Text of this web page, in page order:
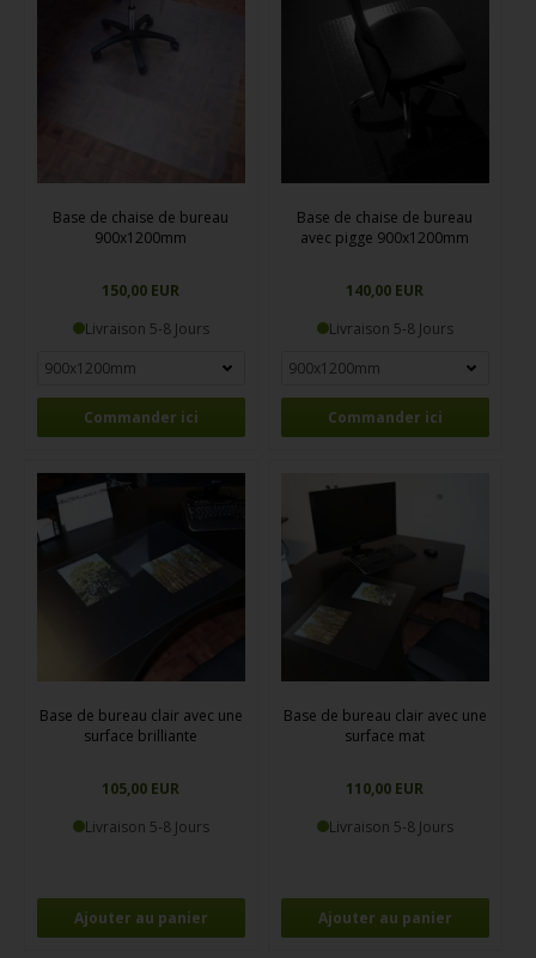
protections sont fabriquées pour résister à une utilisation intensive et
conserver leur efficacité de nombreuses années.
disponibles en versions claire et délavée, protègent votre bureau des
rayures et de l'usure, tout en offrant une surface de travail
Base de chaise de bureau
900x1200mm
150,00 EUR
Livraison 5-8 Jours
Commander ici
Base de chaise de bureau
avec pigge 900x1200mm
140,00 EUR
Livraison 5-8 Jours
Commander ici
Base de bureau clair avec une
surface brilliante
105,00 EUR
Livraison 5-8 Jours
Base de bureau clair avec une
surface mat
110,00 EUR
Livraison 5-8 Jours